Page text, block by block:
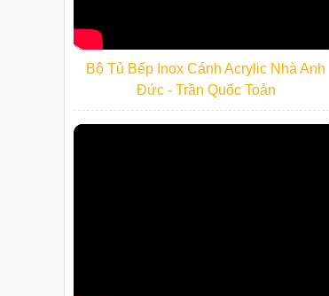
Bộ Tủ Bếp Inox Cánh Acrylic Nhà Anh
Đức - Trần Quốc Toản